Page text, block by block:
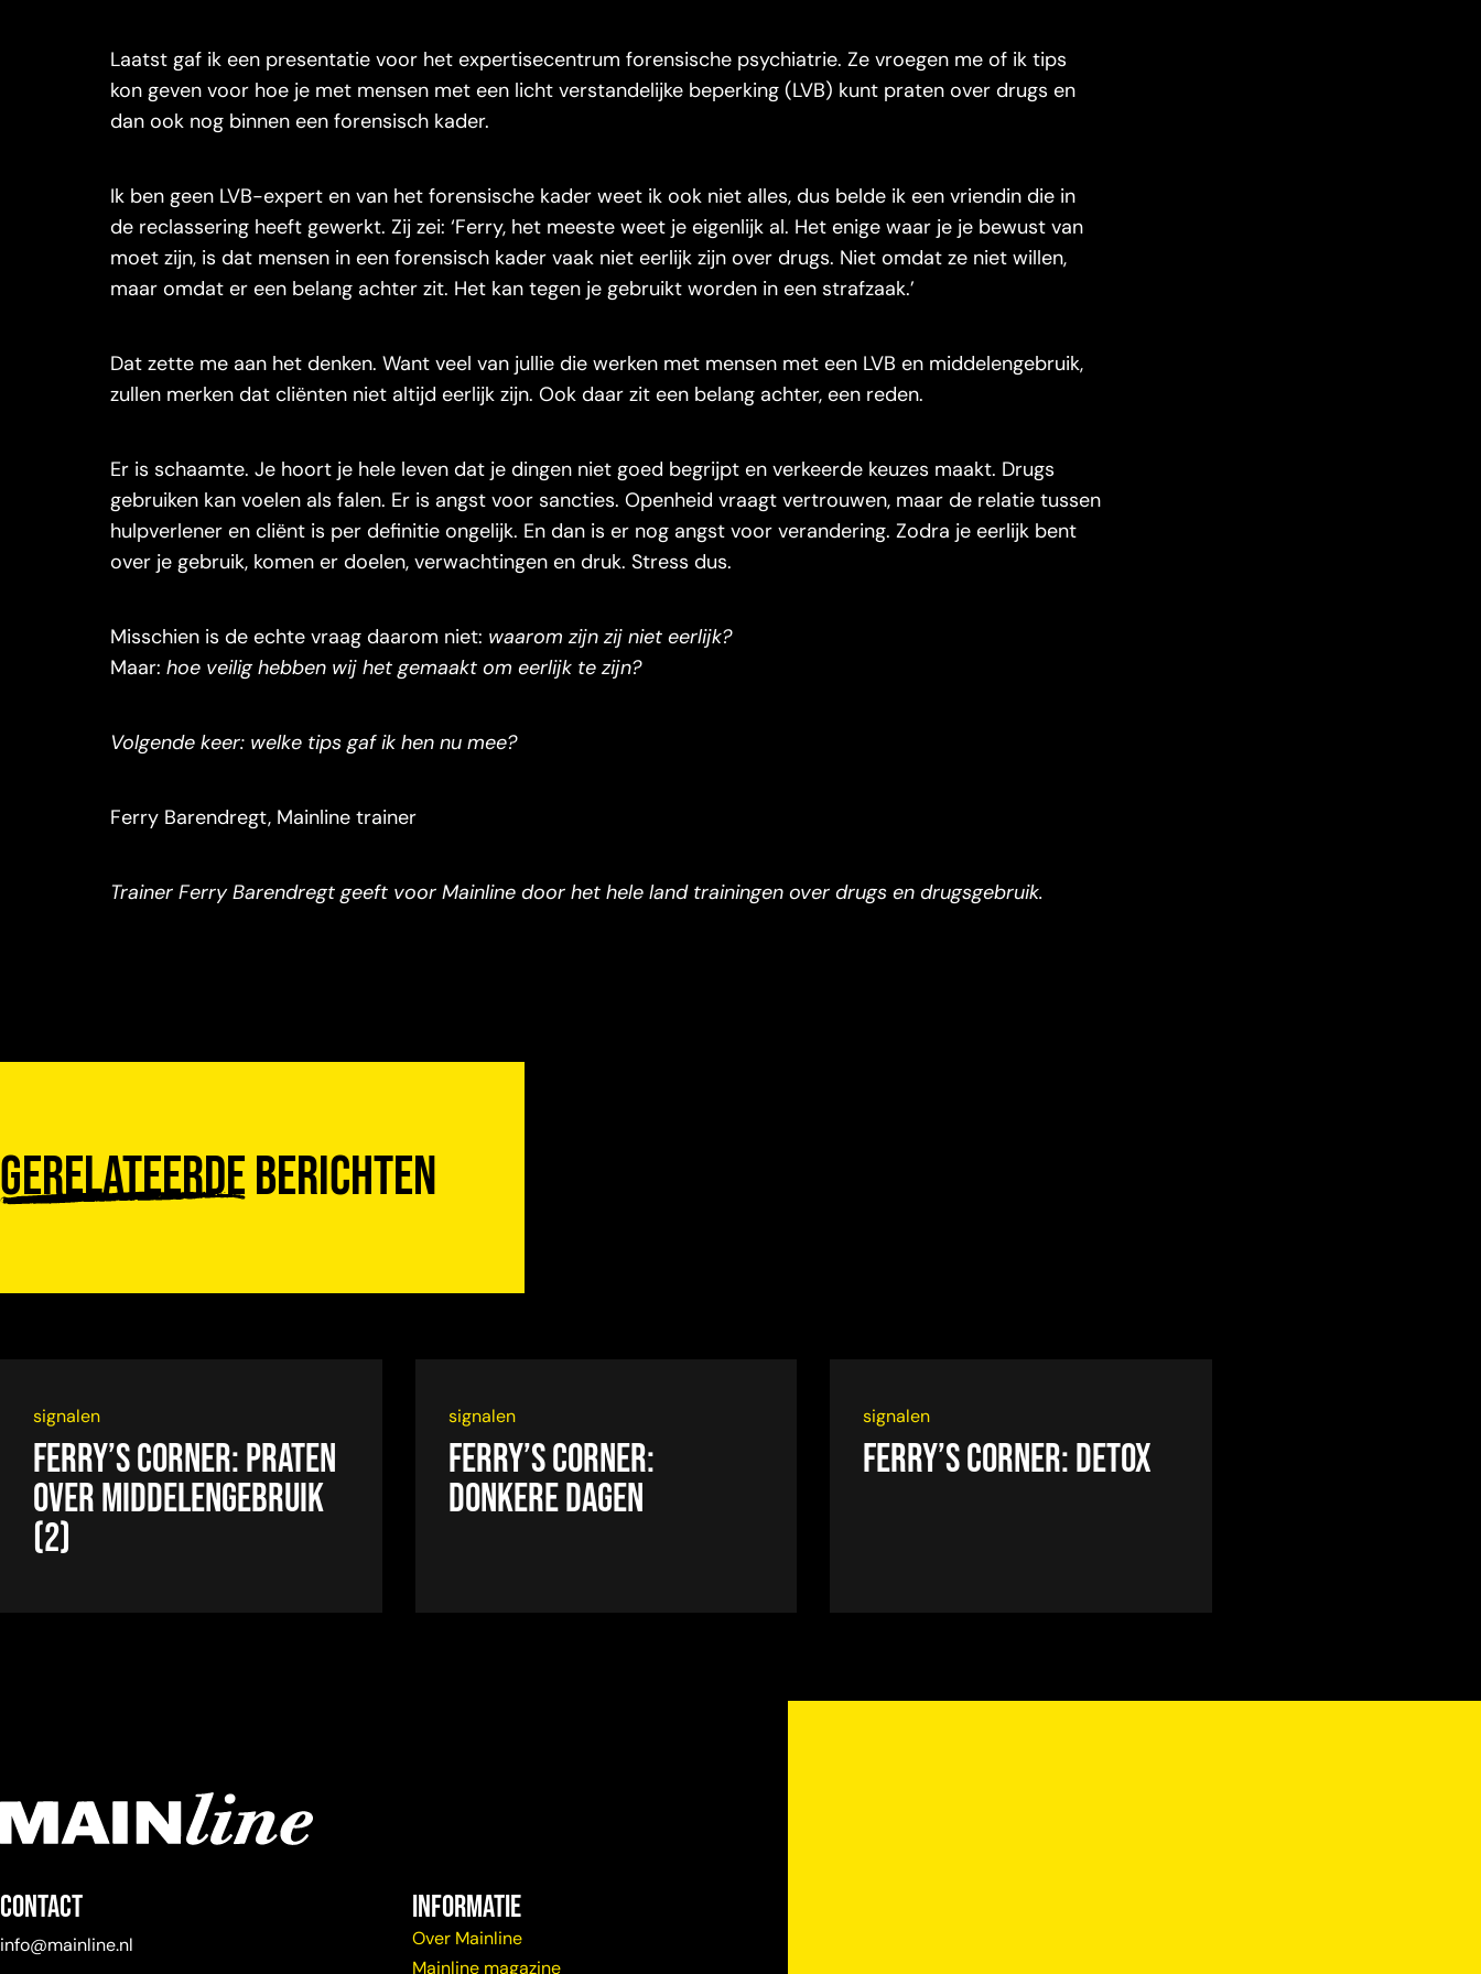
Laatst gaf ik een presentatie voor het expertisecentrum forensische psychiatrie. Ze vroegen me of ik tips
kon geven voor hoe je met mensen met een licht verstandelijke beperking (LVB) kunt praten over drugs en
dan ook nog binnen een forensisch kader.
Ik ben geen LVB-expert en van het forensische kader weet ik ook niet alles, dus belde ik een vriendin die in
de reclassering heeft gewerkt. Zij zei: ‘Ferry, het meeste weet je eigenlijk al. Het enige waar je je bewust van
moet zijn, is dat mensen in een forensisch kader vaak niet eerlijk zijn over drugs. Niet omdat ze niet willen,
maar omdat er een belang achter zit. Het kan tegen je gebruikt worden in een strafzaak.’
Dat zette me aan het denken. Want veel van jullie die werken met mensen met een LVB en middelengebruik,
zullen merken dat cliënten niet altijd eerlijk zijn. Ook daar zit een belang achter, een reden.
Er is schaamte. Je hoort je hele leven dat je dingen niet goed begrijpt en verkeerde keuzes maakt. Drugs
gebruiken kan voelen als falen. Er is angst voor sancties. Openheid vraagt vertrouwen, maar de relatie tussen
hulpverlener en cliënt is per definitie ongelijk. En dan is er nog angst voor verandering. Zodra je eerlijk bent
over je gebruik, komen er doelen, verwachtingen en druk. Stress dus.
Misschien is de echte vraag daarom niet: waarom zijn zij niet eerlijk?
Maar: hoe veilig hebben wij het gemaakt om eerlijk te zijn?
Volgende keer: welke tips gaf ik hen nu mee?
Ferry Barendregt, Mainline trainer
Trainer Ferry Barendregt geeft voor Mainline door het hele land trainingen over drugs en drugsgebruik.
Gerelateerdeberichten
signalen
Ferry’s Corner: Praten
over middelengebruik
(2)
signalen
Ferry’s Corner:
Donkere dagen
signalen
Ferry’s Corner: Detox
Contact
info@mainline.nl
Informatie
Over Mainline
Mainline magazine